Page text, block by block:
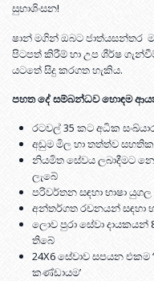
සුභාශිංසන!
ෂාන් මගින් ඔබට ජාත්යසන්තර
පිටපත් කිරීම් හා උප ශීර්ෂ
යටතේ සිදු කරගත හැකිය.
පහත දේ සම්බන්ධව හොඳම
රටවල් 35 කට අධික
අඩුම මිල හා තත්ත්ව
නියමිත සේවය ලබාදීමට
ලැබේ
පරිවර්තන සඳහා භාෂා
අන්තර්ගත රචනයන් සඳහා
ලොව පුරා සේවා දායකයන්
තිබේ
24X6 සේවාව සපයන
කණ්ඩායම’